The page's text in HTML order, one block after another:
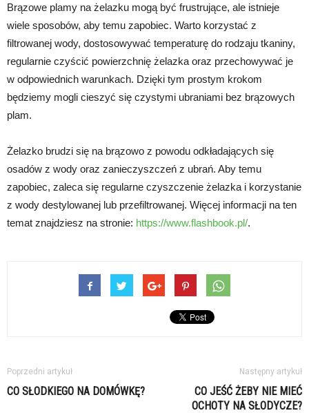
Brązowe plamy na żelazku mogą być frustrujące, ale istnieje
wiele sposobów, aby temu zapobiec. Warto korzystać z
filtrowanej wody, dostosowywać temperaturę do rodzaju tkaniny,
regularnie czyścić powierzchnię żelazka oraz przechowywać je
w odpowiednich warunkach. Dzięki tym prostym krokom
będziemy mogli cieszyć się czystymi ubraniami bez brązowych
plam.
Żelazko brudzi się na brązowo z powodu odkładających się
osadów z wody oraz zanieczyszczeń z ubrań. Aby temu
zapobiec, zaleca się regularne czyszczenie żelazka i korzystanie
z wody destylowanej lub przefiltrowanej. Więcej informacji na ten
temat znajdziesz na stronie: https://www.flashbook.pl/.
Poprzedni artykuł
CO SŁODKIEGO NA DOMÓWKĘ?
Następny artykuł
CO JEŚĆ ŻEBY NIE MIEĆ
OCHOTY NA SŁODYCZE?